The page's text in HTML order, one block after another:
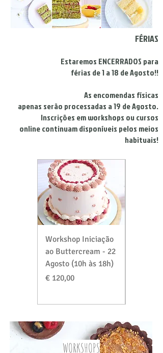
FÉRIAS
Estaremos ENCERRADOS para
férias de 1 a 18 de Agosto!!
As encomendas físicas
apenas serão processadas a 19 de Agosto.
Inscrições em workshops ou cursos
online continuam disponíveis pelos meios
habituais!
Workshop Iniciação
ao Buttercream - 22
Agosto (10h às 18h)
Preço
€ 120,00
WORKSHOPS